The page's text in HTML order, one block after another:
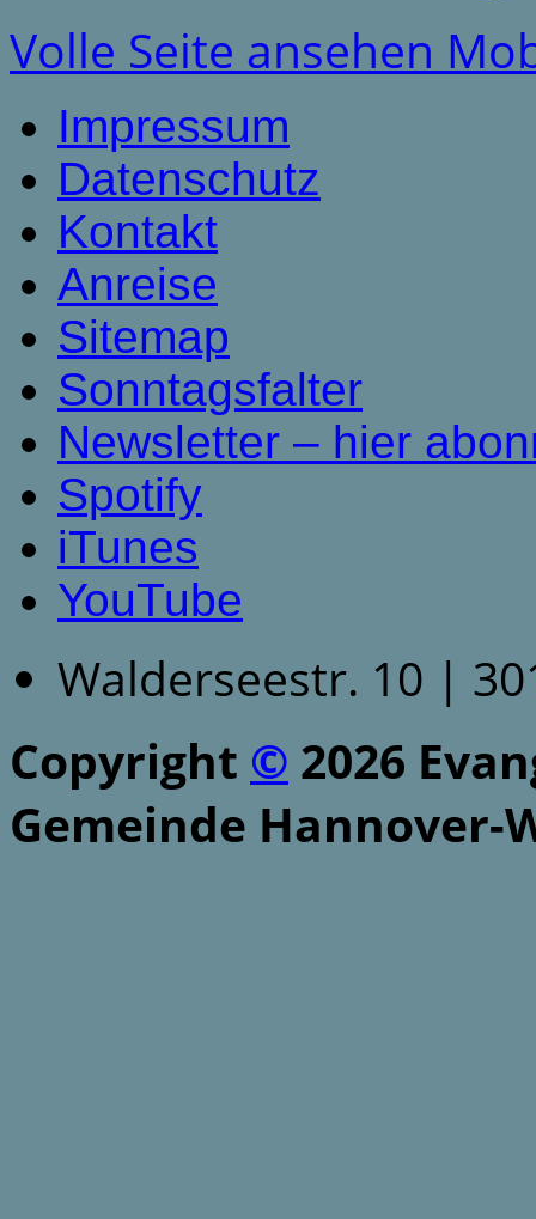
Volle Seite ansehen
Impressum
Datenschutz
Kontakt
Anreise
Sitemap
Sonntagsfalter
Newsletter – hier
Spotify
iTunes
YouTube
Walderseestr. 10 |
Copyright © 2026
Gemeinde Hannover-